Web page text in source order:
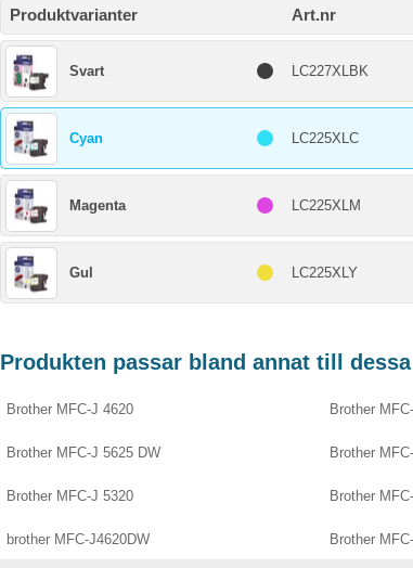
Produktvarianter Art.nr
Svart LC227XLBK
Cyan LC225XLC
Magenta LC225XLM
Gul LC225XLY
Produkten passar bland annat till
Brother MFC-J 4620 Brother
Brother MFC-J 5625 DW Brother
Brother MFC-J 5320 Brother
brother MFC-J4620DW Brother